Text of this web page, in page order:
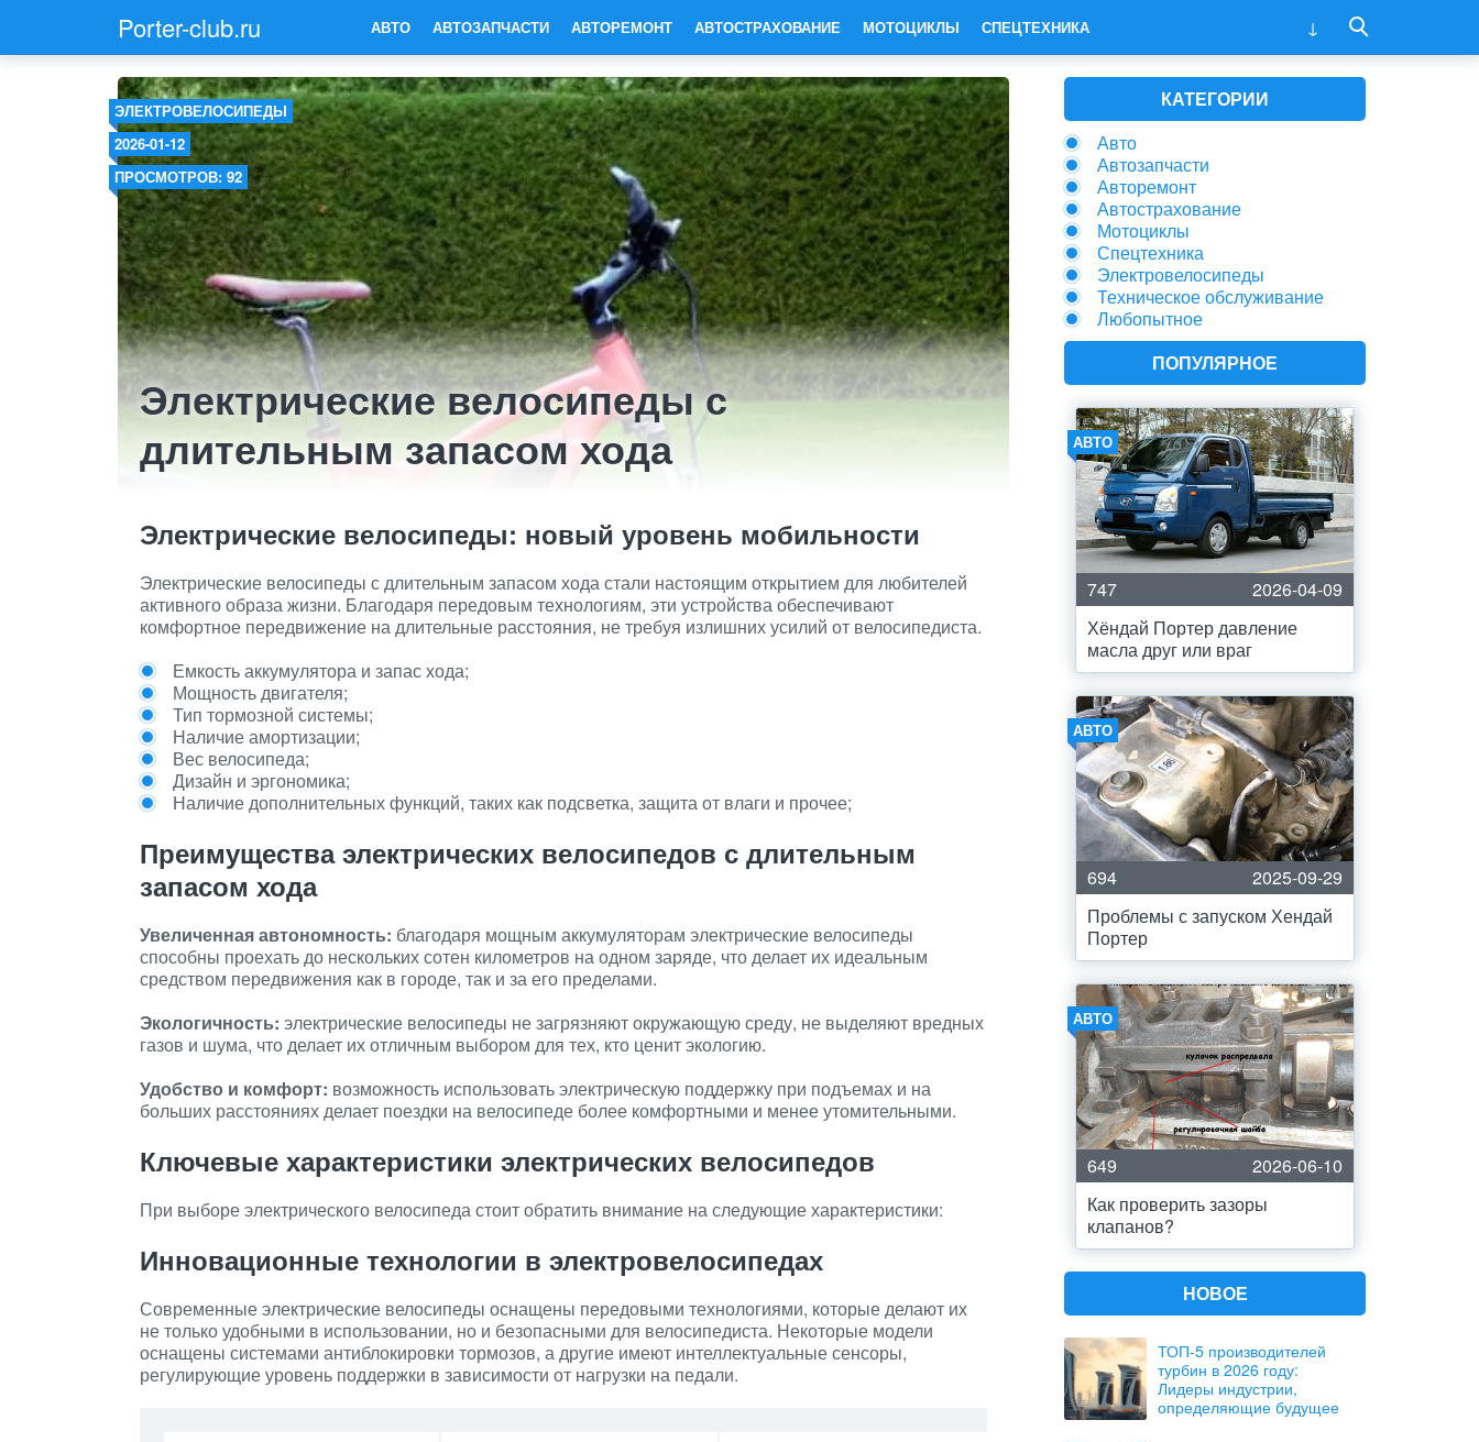
Porter-club.ru АВТО АВТОЗАПЧАСТИ АВТОРЕМОНТ АВТОСТРАХОВАНИЕ МОТОЦИКЛЫ СПЕЦТЕХНИКА
ЭЛЕКТРОВЕЛОСИПЕДЫ
2026-01-12
ПРОСМОТРОВ: 92
Электрические велосипеды с
длительным запасом хода
Электрические велосипеды: новый уровень мобильности
Электрические велосипеды с длительным запасом хода стали настоящим открытием для любителей
активного образа жизни. Благодаря передовым технологиям, эти устройства обеспечивают
комфортное передвижение на длительные расстояния, не требуя излишних усилий от велосипедиста.
Емкость аккумулятора и запас хода;
Мощность двигателя;
Тип тормозной системы;
Наличие амортизации;
Вес велосипеда;
Дизайн и эргономика;
Наличие дополнительных функций, таких как подсветка, защита от влаги и прочее;
Преимущества электрических велосипедов с длительным
запасом хода
Увеличенная автономность: благодаря мощным аккумуляторам электрические велосипеды
способны проехать до нескольких сотен километров на одном заряде, что делает их идеальным
средством передвижения как в городе, так и за его пределами.
Экологичность: электрические велосипеды не загрязняют окружающую среду, не выделяют вредных
газов и шума, что делает их отличным выбором для тех, кто ценит экологию.
Удобство и комфорт: возможность использовать электрическую поддержку при подъемах и на
больших расстояниях делает поездки на велосипеде более комфортными и менее утомительными.
Ключевые характеристики электрических велосипедов
При выборе электрического велосипеда стоит обратить внимание на следующие характеристики:
Инновационные технологии в электровелосипедах
Современные электрические велосипеды оснащены передовыми технологиями, которые делают их
не только удобными в использовании, но и безопасными для велосипедиста. Некоторые модели
оснащены системами антиблокировки тормозов, а другие имеют интеллектуальные сенсоры,
регулирующие уровень поддержки в зависимости от нагрузки на педали.
КАТЕГОРИИ
Авто
Автозапчасти
Авторемонт
Автострахование
Мотоциклы
Спецтехника
Электровелосипеды
Техническое обслуживание
Любопытное
ПОПУЛЯРНОЕ
АВТО
747
2026-04-09
Хёндай Портер давление
масла друг или враг
АВТО
694
2025-09-29
Проблемы с запуском Хендай
Портер
АВТО
649
2026-06-10
Как проверить зазоры
клапанов?
НОВОЕ
ТОП-5 производителей
турбин в 2026 году:
Лидеры индустрии,
определяющие будущее